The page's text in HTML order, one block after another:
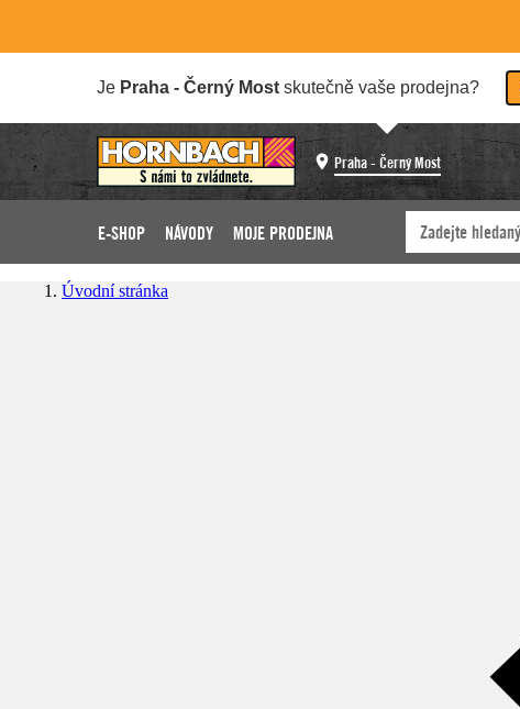
Je Praha - Černý Most skutečně vaše prodejna?
Praha - Černý Most
E-SHOP NÁVODY MOJE PRODEJNA
Úvodní stránka